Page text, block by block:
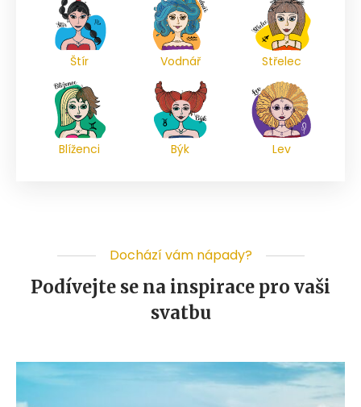
Štír Vodnář Střelec
Blíženci Býk Lev
Dochází vám nápady?
Podívejte se na inspirace pro vaši
svatbu